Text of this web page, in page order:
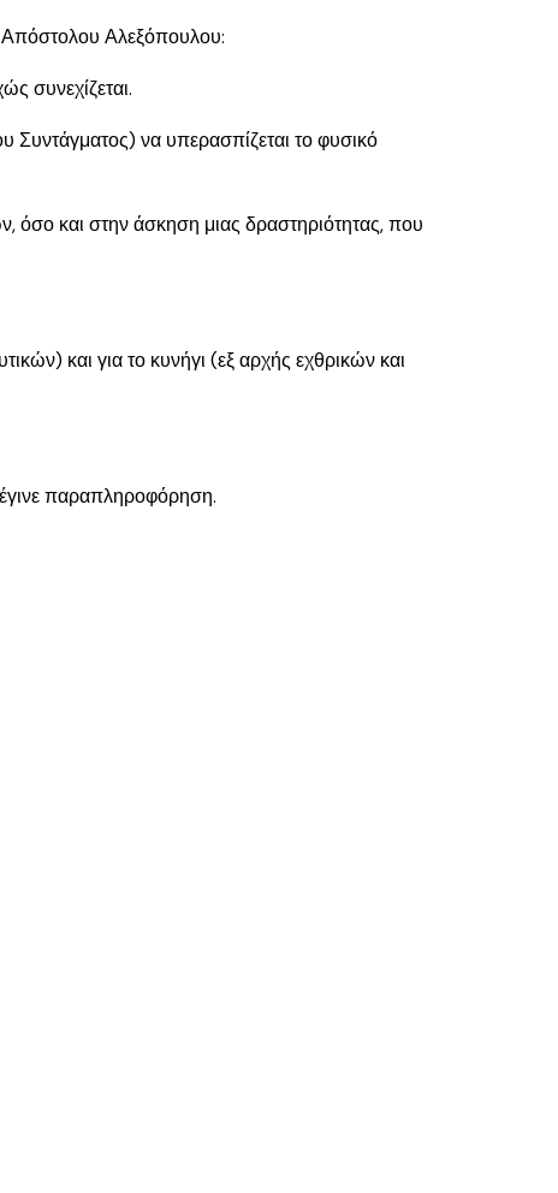
Απόστολου Αλεξόπουλου:
συνεχίζεται.
Συντάγματος) να υπερασπίζεται το φυσικό
όσο και στην άσκηση μιας δραστηριότητας, που
και για το κυνήγι (εξ αρχής εχθρικών και
παραπληροφόρηση.